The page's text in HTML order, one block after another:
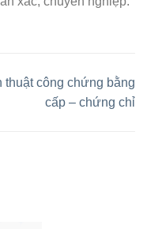
thuật công chứng bằng
cấp – chứng chỉ